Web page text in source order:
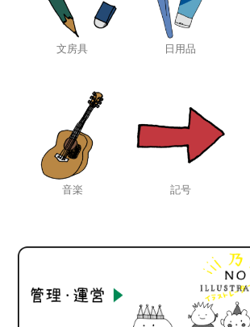
文房具 日用品
音楽 記号